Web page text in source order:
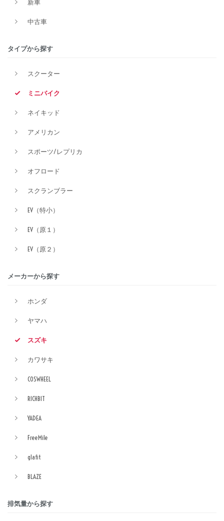
新車
中古車
タイプから探す
スクーター
ミニバイク
ネイキッド
アメリカン
スポーツ/レプリカ
オフロード
スクランブラー
EV（特小）
EV（原１）
EV（原２）
メーカーから探す
ホンダ
ヤマハ
スズキ
カワサキ
COSWHEEL
RICHBIT
YADEA
FreeMile
glafit
BLAZE
排気量から探す
メーカー
価格